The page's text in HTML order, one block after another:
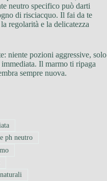
neutro specifico può darti
di risciacquo. Il fai da te
regolarità e la delicatezza
niente pozioni aggressive, solo
Il marmo ti ripaga
sempre nuova.
ph neutro